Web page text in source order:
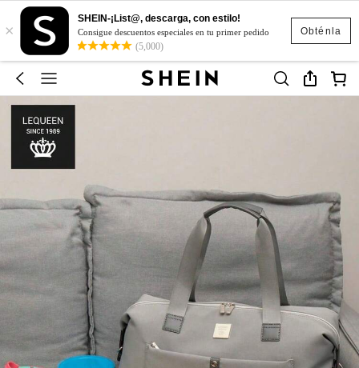
Obténla
×
SHEIN-¡List@, descarga, con estilo!
Consigue descuentos especiales en tu primer pedido
(5,000)